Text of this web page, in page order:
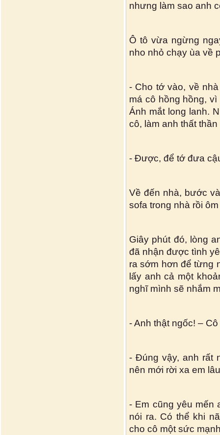
nhưng làm sao anh
Ô tô vừa ngừng
nho nhỏ chạy ùa về
- Cho tớ vào, về
má cô hồng hồng,
Ánh mắt long lanh.
cô, làm anh thất
- Được, để tớ đưa
Về đến nhà, bước
sofa trong nhà rồi
Giây phút đó, lòng
đã nhận được tình
ra sớm hơn để từng
lấy anh cả một
nghĩ mình sẽ nhắm
- Anh thật ngốc! –
- Đúng vậy, anh rất
nên mới rời xa em
- Em cũng yêu mến
nói ra. Có thể khi
cho cô một sức